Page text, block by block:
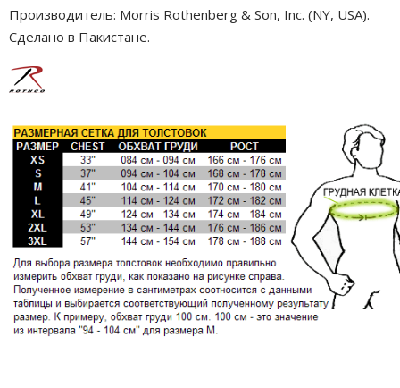
Производитель: Morris Rothenberg & Son, Inc. (NY, USA).
Сделано в Пакистане.